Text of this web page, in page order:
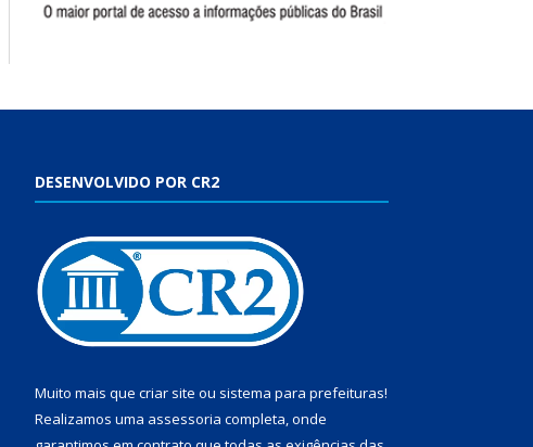
DESENVOLVIDO POR CR2
Muito mais que criar site ou sistema para prefeituras!
Realizamos uma assessoria completa, onde